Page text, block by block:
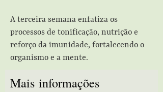
A terceira semana enfatiza os
processos de tonificação, nutrição e
reforço da imunidade, fortalecendo o
organismo e a mente.
Mais informações